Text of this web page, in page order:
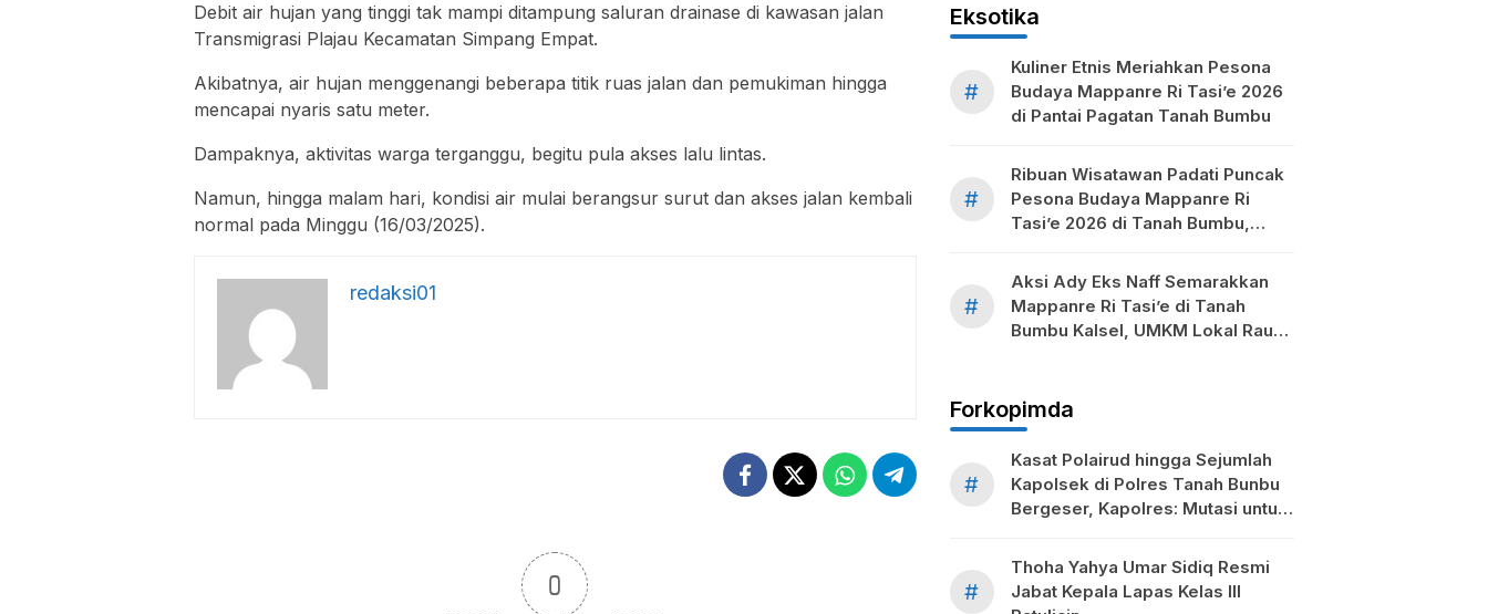
Debit air hujan yang tinggi tak mampi ditampung saluran drainase di kawasan jalan
Transmigrasi Plajau Kecamatan Simpang Empat.
Akibatnya, air hujan menggenangi beberapa titik ruas jalan dan pemukiman hingga
mencapai nyaris satu meter.
Dampaknya, aktivitas warga terganggu, begitu pula akses lalu lintas.
Namun, hingga malam hari, kondisi air mulai berangsur surut dan akses jalan kembali
normal pada Minggu (16/03/2025).
redaksi01
0
Eksotika
#
Kuliner Etnis Meriahkan Pesona
Budaya Mappanre Ri Tasi’e 2026
di Pantai Pagatan Tanah Bumbu
#
Ribuan Wisatawan Padati Puncak
Pesona Budaya Mappanre Ri
Tasi’e 2026 di Tanah Bumbu,
#
Aksi Ady Eks Naff Semarakkan
Mappanre Ri Tasi’e di Tanah
Bumbu Kalsel, UMKM Lokal Raup
Forkopimda
#
Kasat Polairud hingga Sejumlah
Kapolsek di Polres Tanah Bunbu
Bergeser, Kapolres: Mutasi untuk
#
Thoha Yahya Umar Sidiq Resmi
Jabat Kepala Lapas Kelas III